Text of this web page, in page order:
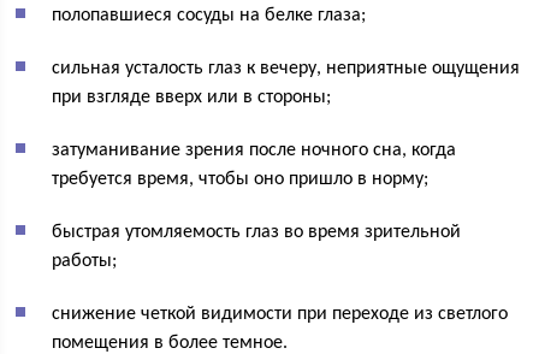
полопавшиеся сосуды на белке глаза;
сильная усталость глаз к вечеру, неприятные ощущения
при взгляде вверх или в стороны;
затуманивание зрения после ночного сна, когда
требуется время, чтобы оно пришло в норму;
быстрая утомляемость глаз во время зрительной
работы;
снижение четкой видимости при переходе из светлого
помещения в более темное.